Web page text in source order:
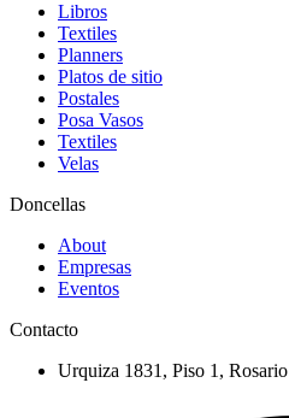
Libros
Textiles
Planners
Platos de sitio
Postales
Posa Vasos
Textiles
Velas
Doncellas
About
Empresas
Eventos
Contacto
Urquiza 1831, Piso 1, Rosario